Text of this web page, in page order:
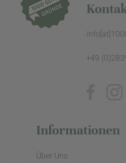
+49
Informationen
Über Uns